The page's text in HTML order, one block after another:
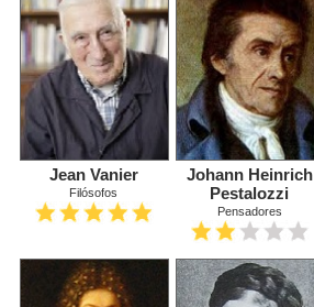
Jean Vanier
Filósofos
Johann Heinrich
Pestalozzi
Pensadores